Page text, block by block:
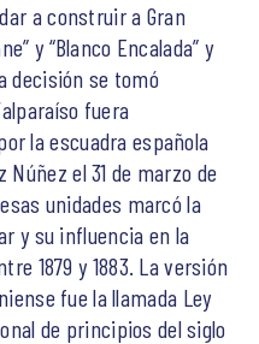
a construir a Gran
y “Blanco Encalada” y
decisión se tomó
fuera
la escuadra española
Núñez el 31 de marzo de
unidades marcó la
y su influencia en la
1879 y 1883. La versión
fue la llamada Ley
de principios del siglo